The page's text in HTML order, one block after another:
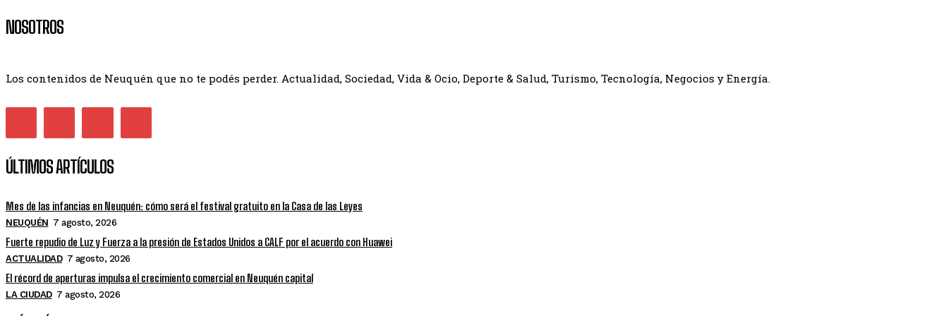
NOSOTROS
Los contenidos de Neuquén que no te podés perder. Actualidad, Sociedad, Vida & Ocio, Deporte & Salud, Turismo, Tecnología, Negocios y Energía.
ÚLTIMOS ARTÍCULOS
Mes de las infancias en Neuquén: cómo será el festival gratuito en la Casa de las Leyes
NEUQUÉN 7 agosto, 2026
Fuerte repudio de Luz y Fuerza a la presión de Estados Unidos a CALF por el acuerdo con Huawei
ACTUALIDAD 7 agosto, 2026
El récord de aperturas impulsa el crecimiento comercial en Neuquén capital
LA CIUDAD 7 agosto, 2026